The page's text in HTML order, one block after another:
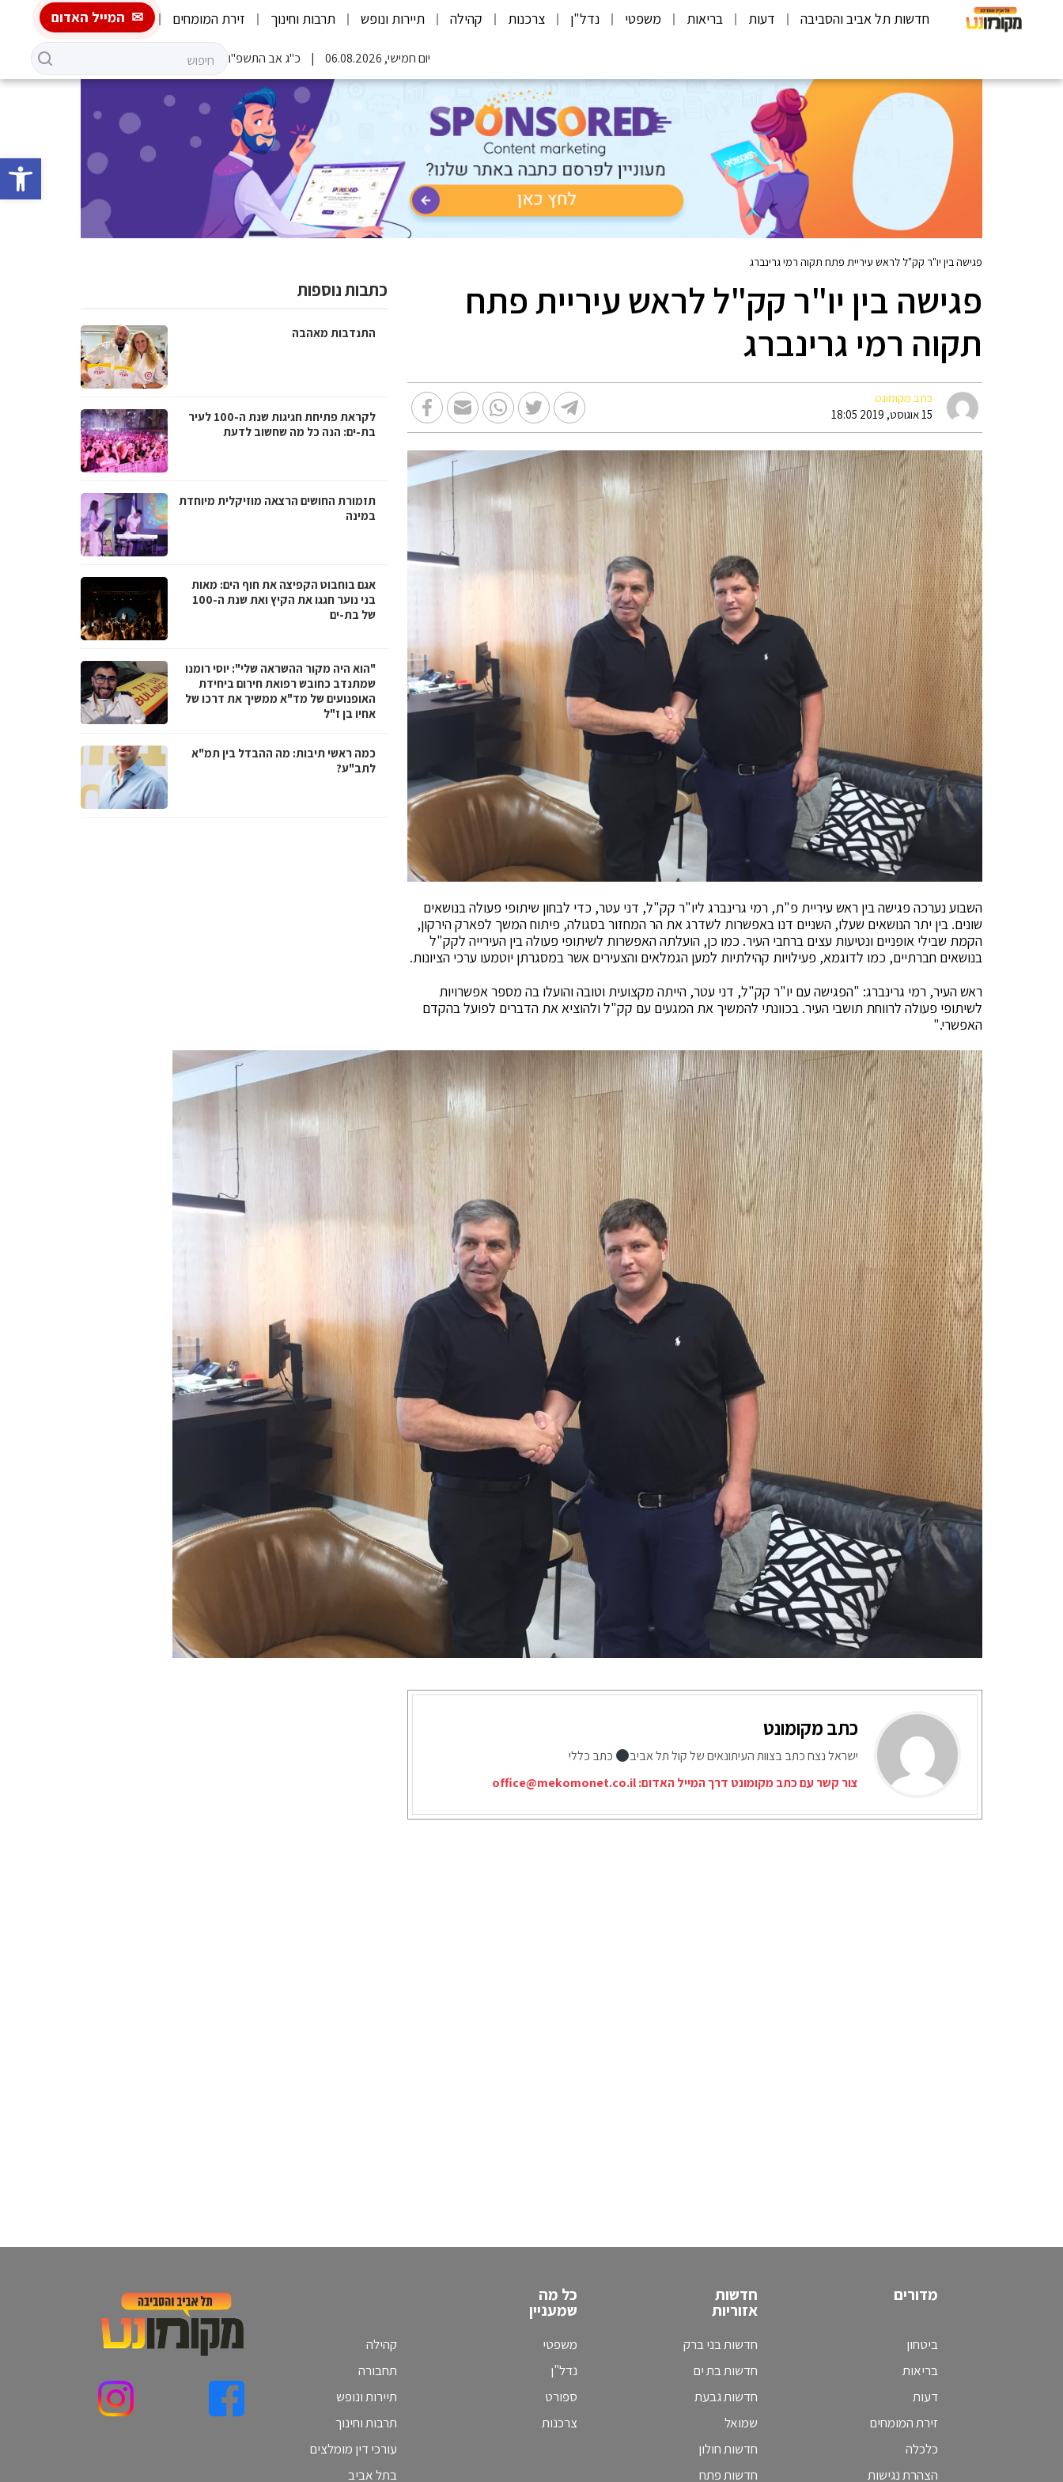
פתח
חדשות תל אביב והסביבה דעות בריאות משפטי נדל"ן צרכנות קהילה תיירות ונופש תרבות וחינוך זירת המומחים המייל האדום
יום חמישי, 06.08.2026 כ"ג אב התשפ"ו
פגישה בין יו"ר קק"ל לראש עיריית פתח תקוה רמי גרינברג
פגישה בין יו"ר קק"ל לראש עיריית פתח
תקוה רמי גרינברג
כתב מקומונט
15 אוגוסט, 2019 18:05
השבוע נערכה פגישה בין ראש עיריית פ"ת, רמי גרינברג ליו"ר קק"ל, דני עטר, כדי לבחון שיתופי פעולה בנושאים
שונים. בין יתר הנושאים שעלו, השניים דנו באפשרות לשדרג את הר המחזור בסגולה, פיתוח המשך לפארק הירקון,
הקמת שבילי אופניים ונטיעות עצים ברחבי העיר. כמו כן, הועלתה האפשרות לשיתופי פעולה בין העירייה לקק"ל
בנושאים חברתיים, כמו לדוגמא, פעילויות קהילתיות למען הגמלאים והצעירים אשר במסגרתן יוטמעו ערכי הציונות.
ראש העיר, רמי גרינברג: "הפגישה עם יו"ר קק"ל, דני עטר, הייתה מקצועית וטובה והועלו בה מספר אפשרויות
לשיתופי פעולה לרווחת תושבי העיר. בכוונתי להמשיך את המגעים עם קק"ל ולהוציא את הדברים לפועל בהקדם
האפשרי."
כתב מקומונט
ישראל נצח כתב בצוות העיתונאים של קול תל אביב
כתב כללי
צור קשר עם כתב מקומונט דרך המייל האדום:office@mekomonet.co.il
כתבות נוספות
התנדבות מאהבה
לקראת פתיחת חגיגות שנת ה-100 לעיר
בת-ים: הנה כל מה שחשוב לדעת
תזמורת החושים הרצאה מוזיקלית מיוחדת
במינה
אגם בוחבוט הקפיצה את חוף הים: מאות
בני נוער חגגו את הקיץ ואת שנת ה-100
של בת-ים
"הוא היה מקור ההשראה שלי": יוסי רומנו
שמתנדב כחובש רפואת חירום ביחידת
האופנועים של מד"א ממשיך את דרכו של
אחיו בן ז"ל
כמה ראשי תיבות: מה ההבדל בין תמ"א
לתב"ע?
מדורים
ביטחון
בריאות
דעות
זירת המומחים
כלכלה
הצהרת נגישות
חדשות
אזוריות
חדשות בני ברק
חדשות בת ים
חדשות גבעת
שמואל
חדשות חולון
חדשות פתח
כל מה
שמעניין
משפטי
נדל"ן
ספורט
צרכנות
קהילה
תחבורה
תיירות ונופש
תרבות וחינוך
עורכי דין מומלצים
בתל אביב